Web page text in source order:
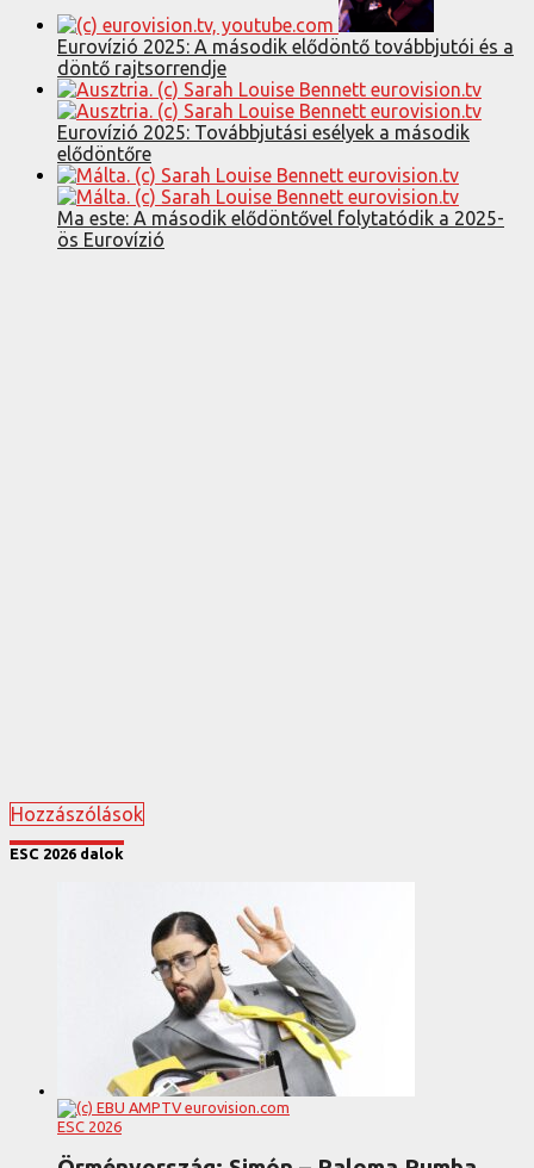
Eurovízió 2025: A második elődöntő továbbjutói és a
döntő rajtsorrendje
Eurovízió 2025: Továbbjutási esélyek a második
elődöntőre
Ma este: A második elődöntővel folytatódik a 2025-
ös Eurovízió
Hozzászólások
ESC 2026 dalok
ESC 2026